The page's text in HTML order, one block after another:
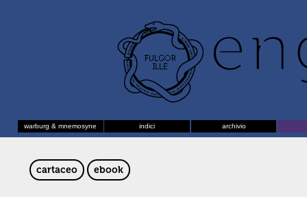
warburg & mnemosyne indici archivio
cartaceo ebook